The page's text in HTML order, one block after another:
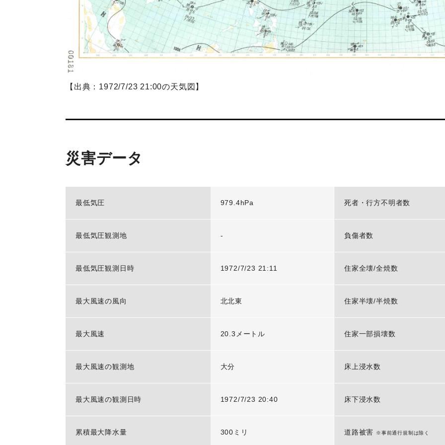
【出典：1972/7/23 21:00の天気図】
災害データ
最低気圧 979.4hPa
最低気圧観測地 -
最低気圧観測日時 1972/7/23 21:11
最大風速の風向 北北東
最大風速 20.3メートル
最大風速の観測地 大分
最大風速の観測日時 1972/7/23 20:40
累積最大降水量 300ミリ
死者・行方不明者数
負傷者数
住家全壊/全焼数
住家半壊/半焼数
住家一部損壊数
床上浸水数
床下浸水数
道路被害 ※事前通行規制は除く